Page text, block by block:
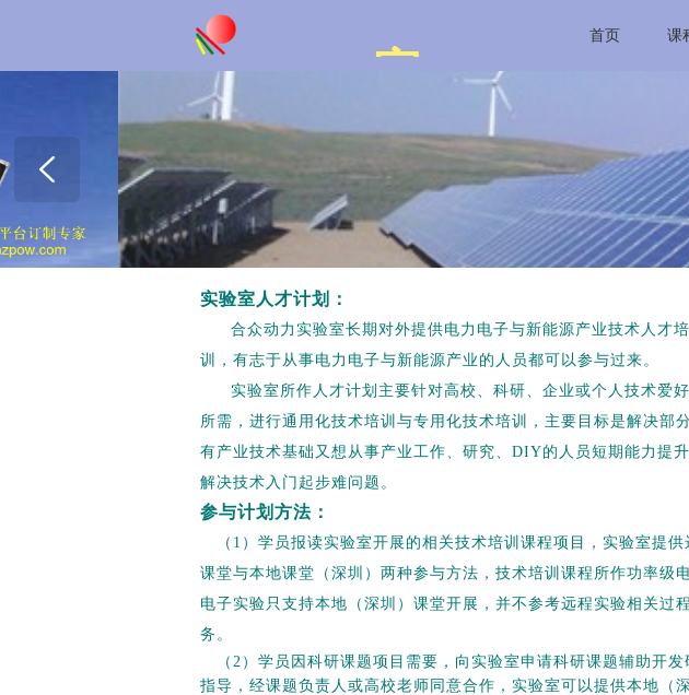
室
首页 课
实验室人才计划：
合众动力实验室长期对外提供电力电子与新能源产业技术人才培
训，有志于从事电力电子与新能源产业的人员都可以参与过来。
实验室所作人才计划主要针对高校、科研、企业或个人技术爱
所需，进行通用化技术培训与专用化技术培训，主要目标是解决部
有产业技术基础又想从事产业工作、研究、DIY的人员短期能力提
解决技术入门起步难问题。
参与计划方法：
（1）学员报读实验室开展的相关技术培训课程项目，实验室提供
课堂与本地课堂（深圳）两种参与方法，技术培训课程所作功率级
电子实验只支持本地（深圳）课堂开展，并不参考远程实验相关过
务。
（2）学员因科研课题项目需要，向实验室申请科研课题辅助开发
指导，经课题负责人或高校老师同意合作，实验室可以提供本地（深